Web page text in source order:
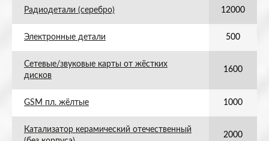
Радиодетали (серебро) 12000
Электронные детали 500
Сетевые/звуковые карты от жёстких
дисков
1600
GSM пл. жёлтые 1000
Катализатор керамический отечественный
2000